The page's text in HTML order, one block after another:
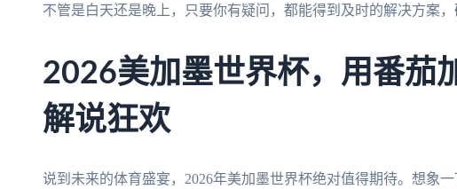
不管是白天还是晚上，只要你有疑问，都能得到及时的解决方案
2026美加墨世界杯，用番茄
解说狂欢
说到未来的体育盛宴，2026年美加墨世界杯绝对值得期待。想象